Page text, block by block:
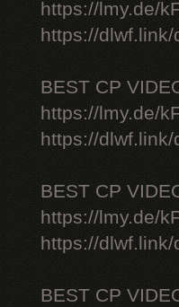
https://lmy.de/
https://dlwf.link/
BEST CP
https://lmy.de/
https://dlwf.link/
BEST CP
https://lmy.de/
https://dlwf.link/
BEST CP